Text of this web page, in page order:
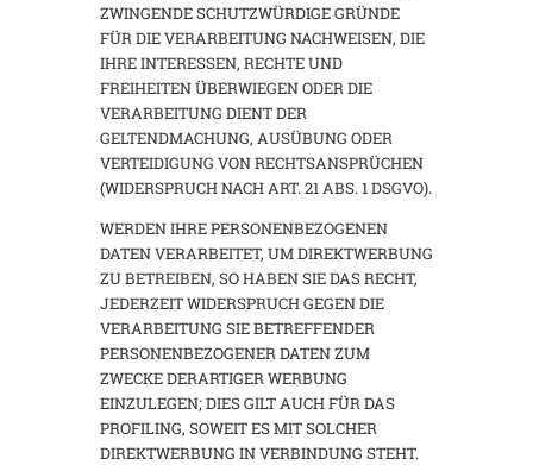
ZWINGENDE SCHUTZWÜRDIGE GRÜNDE
FÜR DIE VERARBEITUNG NACHWEISEN, DIE
IHRE INTERESSEN, RECHTE UND
FREIHEITEN ÜBERWIEGEN ODER DIE
VERARBEITUNG DIENT DER
GELTENDMACHUNG, AUSÜBUNG ODER
VERTEIDIGUNG VON RECHTSANSPRÜCHEN
(WIDERSPRUCH NACH ART. 21 ABS. 1 DSGVO).
WERDEN IHRE PERSONENBEZOGENEN
DATEN VERARBEITET, UM DIREKTWERBUNG
ZU BETREIBEN, SO HABEN SIE DAS RECHT,
JEDERZEIT WIDERSPRUCH GEGEN DIE
VERARBEITUNG SIE BETREFFENDER
PERSONENBEZOGENER DATEN ZUM
ZWECKE DERARTIGER WERBUNG
EINZULEGEN; DIES GILT AUCH FÜR DAS
PROFILING, SOWEIT ES MIT SOLCHER
DIREKTWERBUNG IN VERBINDUNG STEHT.